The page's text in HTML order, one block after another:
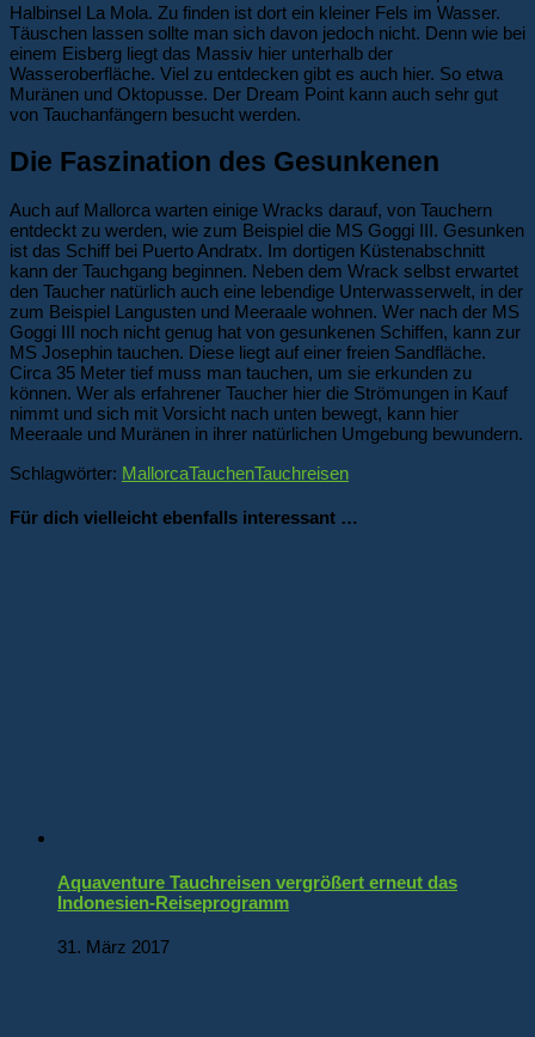
Halbinsel La Mola. Zu finden ist dort ein kleiner Fels im Wasser.
Täuschen lassen sollte man sich davon jedoch nicht. Denn wie bei
einem Eisberg liegt das Massiv hier unterhalb der
Wasseroberfläche. Viel zu entdecken gibt es auch hier. So etwa
Muränen und Oktopusse. Der Dream Point kann auch sehr gut
von Tauchanfängern besucht werden.
Die Faszination des Gesunkenen
Auch auf Mallorca warten einige Wracks darauf, von Tauchern
entdeckt zu werden, wie zum Beispiel die MS Goggi III. Gesunken
ist das Schiff bei Puerto Andratx. Im dortigen Küstenabschnitt
kann der Tauchgang beginnen. Neben dem Wrack selbst erwartet
den Taucher natürlich auch eine lebendige Unterwasserwelt, in der
zum Beispiel Langusten und Meeraale wohnen. Wer nach der MS
Goggi III noch nicht genug hat von gesunkenen Schiffen, kann zur
MS Josephin tauchen. Diese liegt auf einer freien Sandfläche.
Circa 35 Meter tief muss man tauchen, um sie erkunden zu
können. Wer als erfahrener Taucher hier die Strömungen in Kauf
nimmt und sich mit Vorsicht nach unten bewegt, kann hier
Meeraale und Muränen in ihrer natürlichen Umgebung bewundern.
Schlagwörter: MallorcaTauchenTauchreisen
Für dich vielleicht ebenfalls interessant …
Aquaventure Tauchreisen vergrößert erneut das
Indonesien-Reiseprogramm
31. März 2017